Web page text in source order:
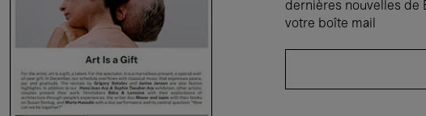
dernières nouvelles de
votre boîte mail